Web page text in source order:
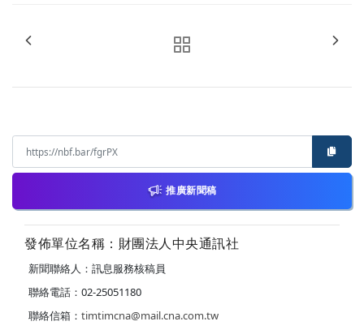
推廣新聞稿
發佈單位名稱：財團法人中央通訊社
新聞聯絡人：訊息服務核稿員
聯絡電話：02-25051180
聯絡信箱： timtimcna@mail.cna.com.tw